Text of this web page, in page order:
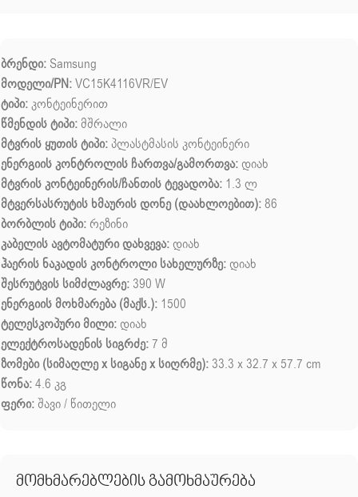
ბრენდი: Samsung
მოდელი/PN:VC15K4116VR/EV
ტიპი:კონტეინერით
წმენდის ტიპი: მშრალი
მტვრის ყუთის ტიპი: პლასტმასის კონტეინერი
ენერგიის კონტროლის ჩართვა/გამორთვა: დიახ
მტვრის კონტეინერის/ჩანთის ტევადობა: 1.3 ლ
მტვერსასრუტის ხმაურის დონე (დაახლოებით):86
ბორბლის ტიპი: რეზინი
კაბელის ავტომატური დახვევა: დიახ
ჰაერის ნაკადის კონტროლი სახელურზე: დიახ
შესრუტვის სიმძლავრე: 390 W
ენერგიის მოხმარება (მაქს.): 1500
ტელესკოპური მილი: დიახ
ელექტროსადენის სიგრძე: 7 მ
ზომები (სიმაღლე x სიგანე x სიღრმე): 33.3 x 32.7 x 57.7 cm
წონა:4.6 კგ
ფერი:შავი / წითელი
მომხმარებლების გამოხმაურება